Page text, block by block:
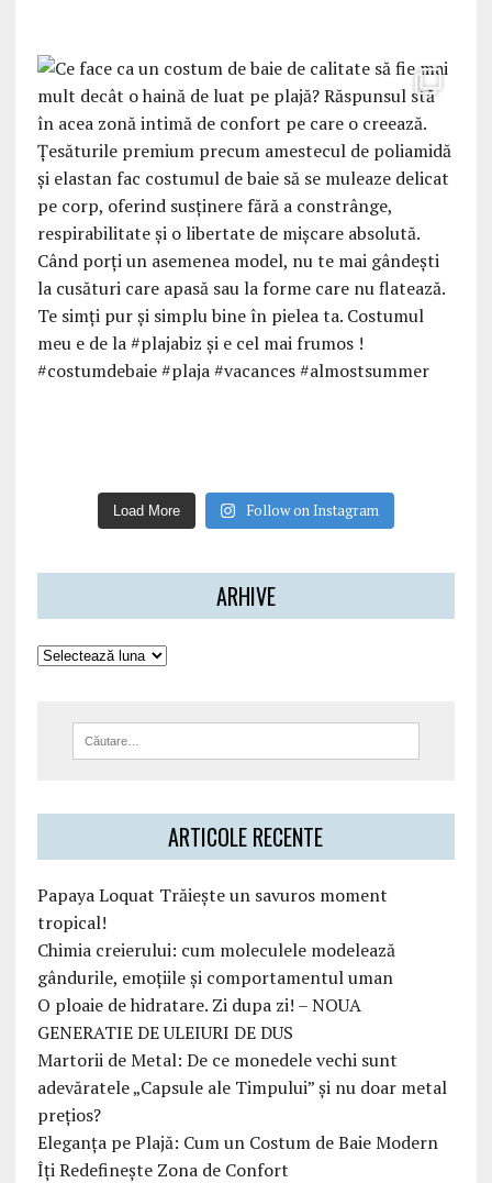
Load More Follow on Instagram
ARHIVE
ARTICOLE RECENTE
Papaya Loquat Trăiește un savuros moment
tropical!
Chimia creierului: cum moleculele modelează
gândurile, emoțiile și comportamentul uman
O ploaie de hidratare. Zi dupa zi! – NOUA
GENERATIE DE ULEIURI DE DUS
Martorii de Metal: De ce monedele vechi sunt
adevăratele „Capsule ale Timpului” și nu doar metal
prețios?
Eleganța pe Plajă: Cum un Costum de Baie Modern
Îți Redefinește Zona de Confort